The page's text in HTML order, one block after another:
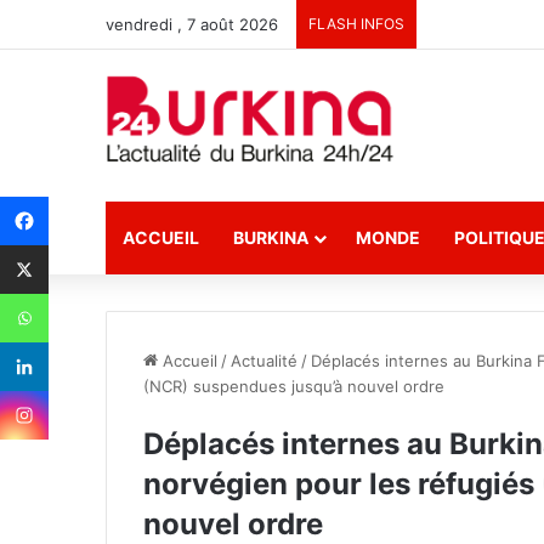
vendredi , 7 août 2026 FLASH INFOS
ACCUEIL BURKINA MONDE POLITIQUE
Accueil / Actualité / Déplacés internes au Burkina
(NCR) suspendues jusqu’à nouvel ordre
Déplacés internes au
norvégien pour les réfugiés
nouvel ordre